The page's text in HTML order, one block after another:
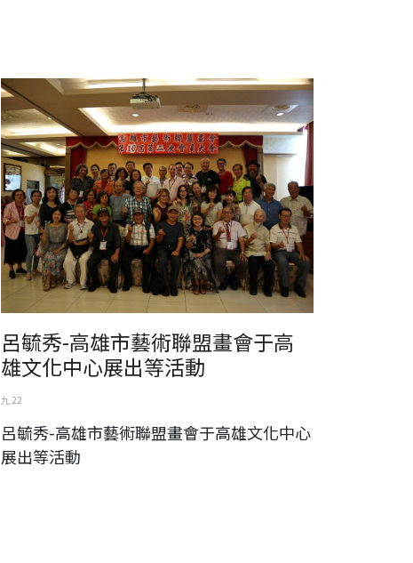
呂毓秀-高雄市藝術聯盟畫會于高雄文化中心展出等活動
呂毓秀-高雄市藝術聯盟畫會于高
雄文化中心展出等活動
九 22
呂毓秀-高雄市藝術聯盟畫會于高雄文化中心
展出等活動